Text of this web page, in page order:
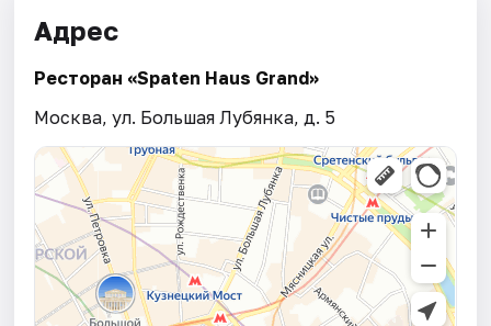
Адрес
Ресторан «Spaten Haus Grand»
Москва, ул. Большая Лубянка, д. 5